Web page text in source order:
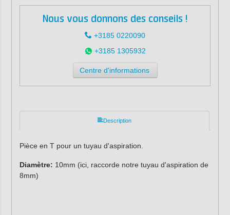
Nous vous donnons des conseils !
+3185 0220090
+3185 1305932
Centre d'informations
Description
Pièce en T pour un tuyau d'aspiration.
Diamètre: 10mm (ici, raccorde notre tuyau d'aspiration de
8mm)